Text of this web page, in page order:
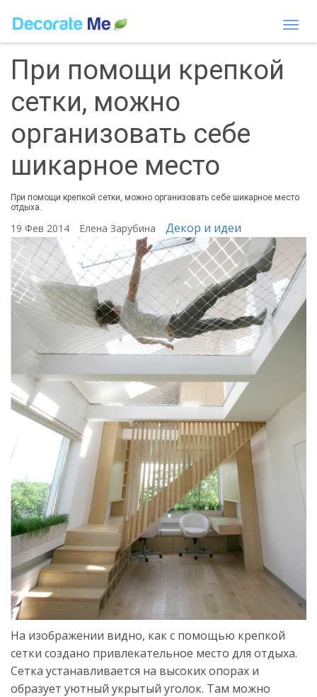
При помощи крепкой
сетки, можно
организовать себе
шикарное место
При помощи крепкой сетки, можно организовать себе шикарное место
отдыха.
19 Фев 2014 Елена Зарубина Декор и идеи
На изображении видно, как с помощью крепкой
сетки создано привлекательное место для отдыха.
Сетка устанавливается на высоких опорах и
образует уютный укрытый уголок. Там можно